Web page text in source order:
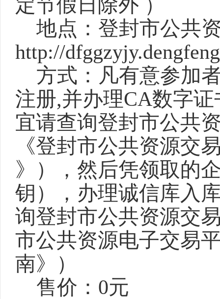
定节假日除外 ）
地点：登封市公共
http://
方式：凡有意参加
注册,并办理CA数字
宜请查询登封市公共
《登封市公共资源交
》），然后凭领取的
钥），办理诚信库入
询登封市公共资源交
市公共资源电子交易
南》）
售价： 0元